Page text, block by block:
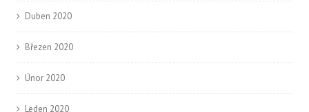
Duben 2020
Březen 2020
Únor 2020
Leden 2020